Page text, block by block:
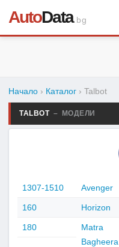
AutoData.bg
Начало › Каталог › Talbot
TALBOT – МОДЕЛИ
1307-1510
160
180
Avenger
Horizon
Matra
Bagheera